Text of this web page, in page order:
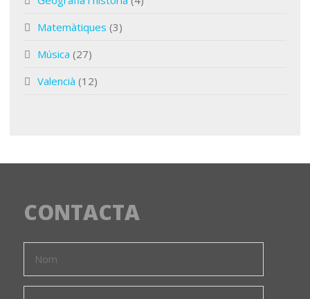
Matemàtiques (3)
Música (27)
Valencià (12)
CONTACTA